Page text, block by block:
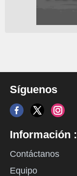
Síguenos
Información :
Contáctanos
Equipo